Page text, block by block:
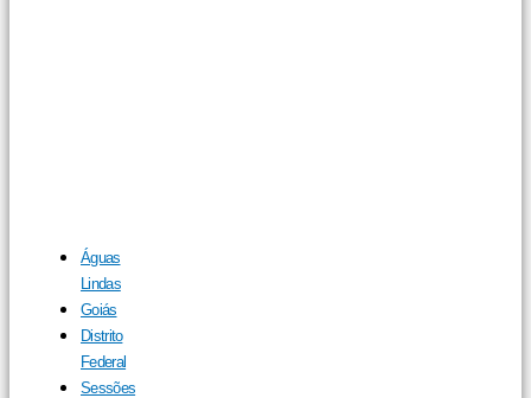
Águas
Lindas
Goiás
Distrito
Federal
Sessões